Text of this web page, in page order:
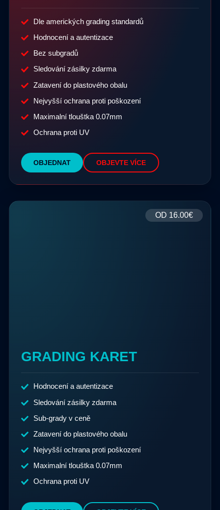
Dle amerických grading standardů
Hodnocení a autentizace
Bez subgradů
Sledování zásilky zdarma
Zatavení do plastového obalu
Nejvyšší ochrana proti poškození
Maximalní tlouštka 0.07mm
Ochrana proti UV
OBJEDNAT OBJEVTE VÍCE
GRADING KARET
OD 16.00€
Hodnocení a autentizace
Sledování zásilky zdarma
Sub-grady v ceně
Zatavení do plastového obalu
Nejvyšší ochrana proti poškození
Maximalní tlouštka 0.07mm
Ochrana proti UV